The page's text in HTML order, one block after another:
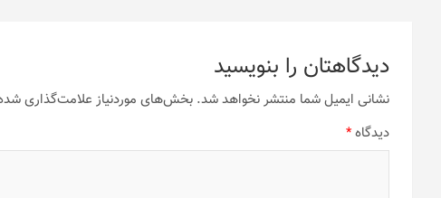
دیدگاهتان را بنویسید
نشانی ایمیل شما منتشر نخواهد شد. بخش‌های موردنیاز علامت‌گذاری
دیدگاه*